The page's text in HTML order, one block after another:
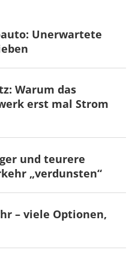
Unerwartete
Warum das
erst mal Strom
und teurere
„verdunsten“
– viele Optionen,